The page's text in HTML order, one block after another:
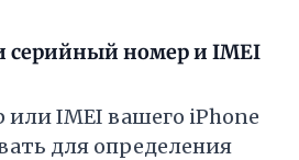
серийный номер и IMEI
IMEI вашего iPhone
для определения